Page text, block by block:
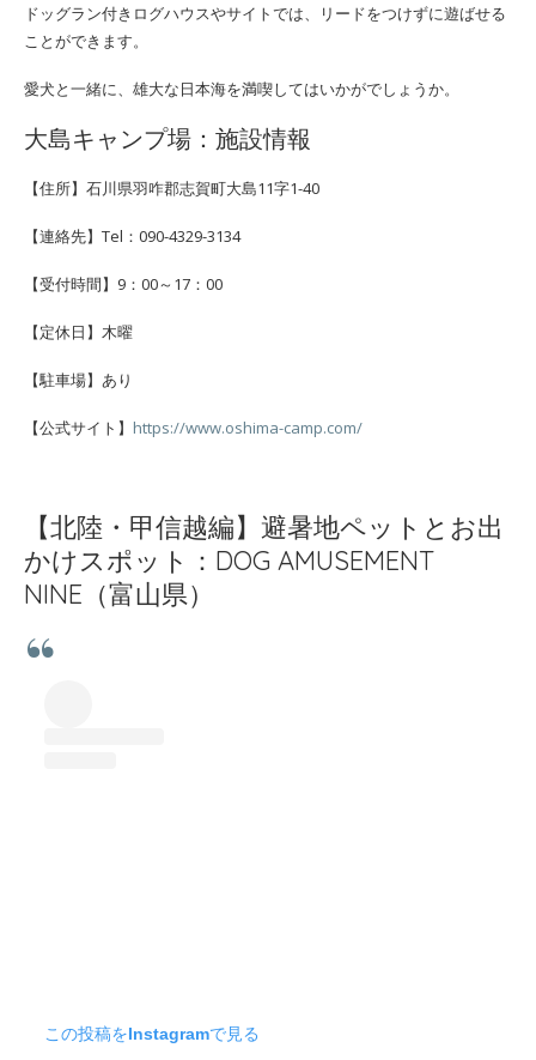
ドッグラン付きログハウスやサイトでは、リードをつけずに遊ばせる
ことができます。
愛犬と一緒に、雄大な日本海を満喫してはいかがでしょうか。
大島キャンプ場：施設情報
【住所】石川県羽咋郡志賀町大島11字1-40
【連絡先】Tel：090-4329-3134
【受付時間】9：00～17：00
【定休日】木曜
【駐車場】あり
【公式サイト】 https://www.oshima-camp.com/
【北陸・甲信越編】避暑地ペットとお出
かけスポット：DOG AMUSEMENT
NINE（富山県）
この投稿をInstagramで見る